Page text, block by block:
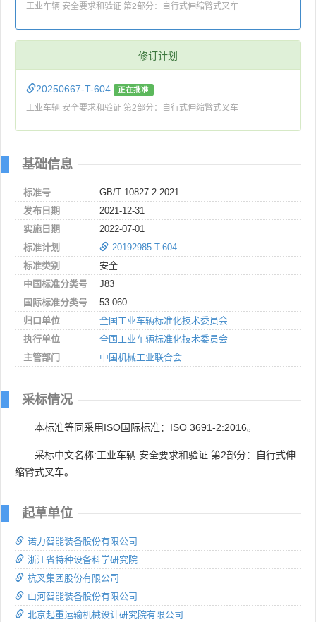
工业车辆 安全要求和验证 第2部分：自行式伸缩臂式叉车
修订计划
20250667-T-604 正在批准
工业车辆 安全要求和验证 第2部分：自行式伸缩臂式叉车
基础信息
标准号
GB/T 10827.2-2021
发布日期
2021-12-31
实施日期
2022-07-01
标准计划
20192985-T-604
标准类别
安全
中国标准分类号
J83
国际标准分类号
53.060
归口单位
全国工业车辆标准化技术委员会
执行单位
全国工业车辆标准化技术委员会
主管部门
中国机械工业联合会
采标情况
本标准等同采用ISO国际标准：ISO 3691-2:2016。
采标中文名称:工业车辆 安全要求和验证 第2部分：自行式伸
缩臂式叉车。
起草单位
诺力智能装备股份有限公司
浙江省特种设备科学研究院
杭叉集团股份有限公司
山河智能装备股份有限公司
北京起重运输机械设计研究院有限公司